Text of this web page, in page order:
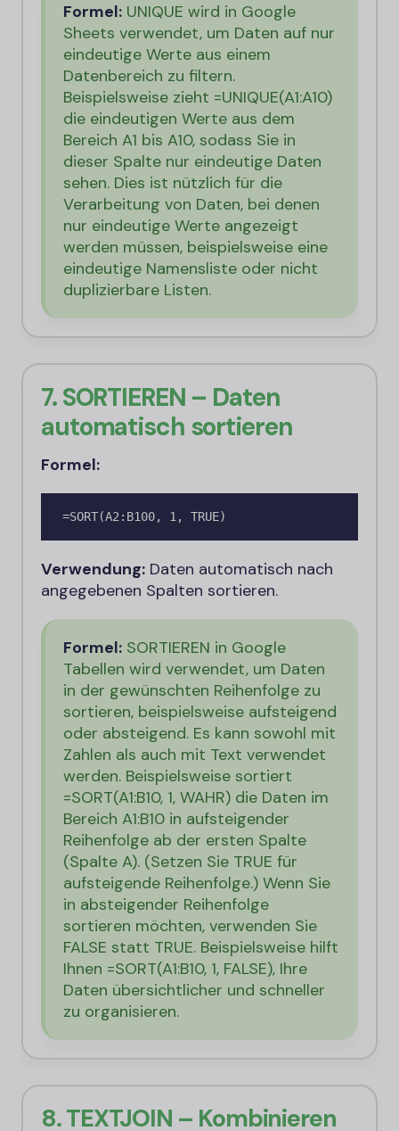
Formel: UNIQUE wird in Google
Sheets verwendet, um Daten auf nur
eindeutige Werte aus einem
Datenbereich zu filtern.
Beispielsweise zieht =UNIQUE(A1:A10)
die eindeutigen Werte aus dem
Bereich A1 bis A10, sodass Sie in
dieser Spalte nur eindeutige Daten
sehen. Dies ist nützlich für die
Verarbeitung von Daten, bei denen
nur eindeutige Werte angezeigt
werden müssen, beispielsweise eine
eindeutige Namensliste oder nicht
duplizierbare Listen.
7. SORTIEREN – Daten
automatisch sortieren
Formel:
=SORT(A2:B100, 1, TRUE)
Verwendung: Daten automatisch nach
angegebenen Spalten sortieren.
Formel: SORTIEREN in Google
Tabellen wird verwendet, um Daten
in der gewünschten Reihenfolge zu
sortieren, beispielsweise aufsteigend
oder absteigend. Es kann sowohl mit
Zahlen als auch mit Text verwendet
werden. Beispielsweise sortiert
=SORT(A1:B10, 1, WAHR) die Daten im
Bereich A1:B10 in aufsteigender
Reihenfolge ab der ersten Spalte
(Spalte A). (Setzen Sie TRUE für
aufsteigende Reihenfolge.) Wenn Sie
in absteigender Reihenfolge
sortieren möchten, verwenden Sie
FALSE statt TRUE. Beispielsweise hilft
Ihnen =SORT(A1:B10, 1, FALSE), Ihre
Daten übersichtlicher und schneller
zu organisieren.
8. TEXTJOIN – Kombinieren